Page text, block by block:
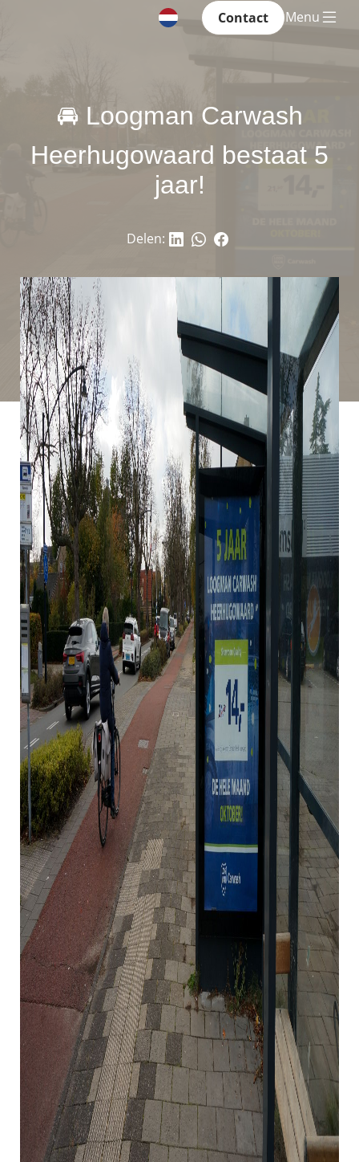
Contact Menu
🚘 Loogman Carwash
Heerhugowaard bestaat 5
jaar!
Delen: